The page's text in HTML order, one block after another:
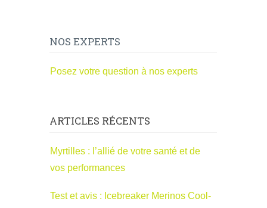
NOS EXPERTS
Posez votre question à nos experts
ARTICLES RÉCENTS
Myrtilles : l’allié de votre santé et de
vos performances
Test et avis : Icebreaker Merinos Cool-